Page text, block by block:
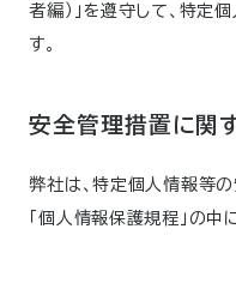
者編）」を遵守して、特定
す。
安全管理措置に関
弊社は、特定個人情報等
「個人情報保護規程」の中